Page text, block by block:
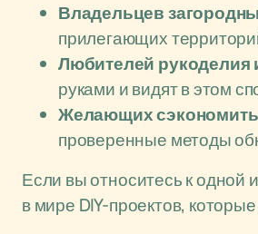
Владельцев
прилегающих
Любителей рукоделия
руками и видят в этом
Желающих
проверенные методы
Если вы относитесь к одной
в мире DIY-проектов,